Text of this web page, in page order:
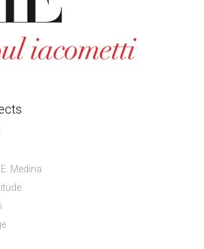
Medina